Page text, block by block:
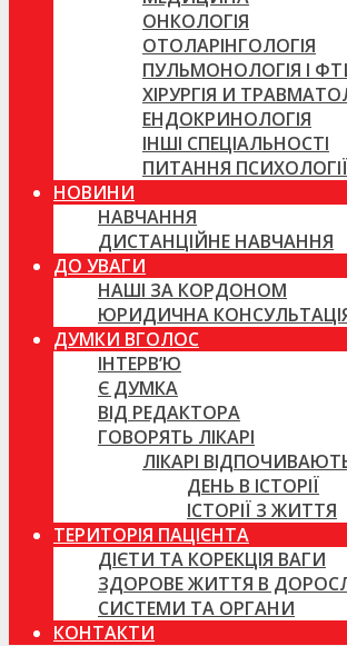
ОНКОЛОГІЯ
ОТОЛАРІНГОЛОГІЯ
ПУЛЬМОНОЛОГІЯ І
ХІРУРГІЯ И
ЕНДОКРИНОЛОГІЯ
ІНШІ СПЕЦІАЛЬНОСТІ
ПИТАННЯ ПСИХОЛОГІЇ
НОВИНИ
НАВЧАННЯ
ДИСТАНЦІЙНЕ НАВЧАННЯ
ДО УВАГИ
НАШІ ЗА КОРДОНОМ
ЮРИДИЧНА
ДУМКИ ВГОЛОС
ІНТЕРВ’Ю
Є ДУМКА
ВІД РЕДАКТОРА
ГОВОРЯТЬ ЛІКАРІ
ЛІКАРІ
ДЕНЬ В ІСТОРІЇ
ІСТОРІЇ З ЖИТТЯ
ТЕРИТОРІЯ ПАЦІЄНТА
ДІЄТИ ТА КОРЕКЦІЯ ВАГИ
ЗДОРОВЕ ЖИТТЯ В
СИСТЕМИ ТА ОРГАНИ
КОНТАКТИ